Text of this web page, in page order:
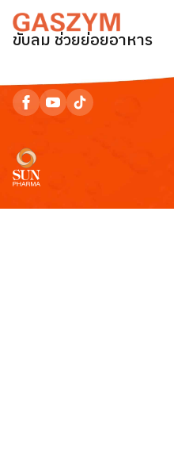
ขับลม ช่วยย่อยอาหาร